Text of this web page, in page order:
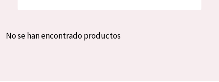
Spanish
No se han encontrado productos